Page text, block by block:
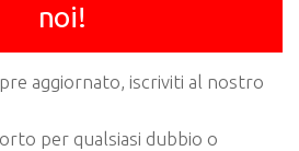
noi!
aggiornato, iscriviti al nostro
per qualsiasi dubbio o